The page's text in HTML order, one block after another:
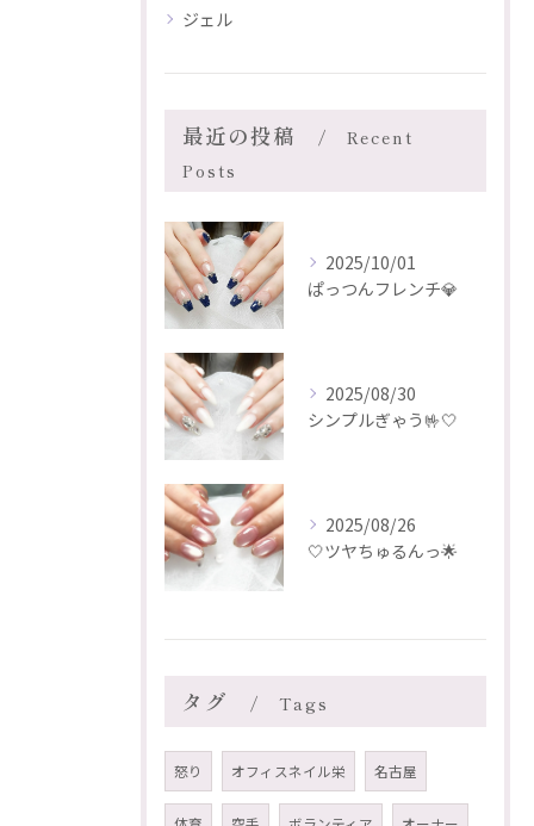
ジェル
最近の投稿
Recent
Posts
2025/10/01
ぱっつんフレンチ💎
2025/08/30
シンプルぎゃう🤟🤍
2025/08/26
🤍ツヤちゅるんっ🌟
タグ Tags
怒り オフィスネイル栄 名古屋